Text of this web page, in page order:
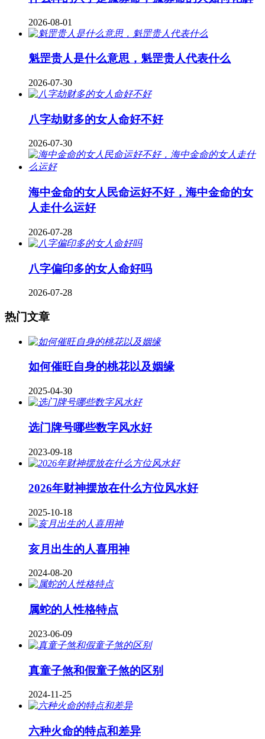
2026-08-01
魁罡贵人是什么意思，魁罡贵人代表什么
2026-07-30
八字劫财多的女人命好不好
2026-07-30
海中金命的女人民命运好不好，海中金命的女
人走什么运好
2026-07-28
八字偏印多的女人命好吗
2026-07-28
热门文章
如何催旺自身的桃花以及姻缘
2025-04-30
​选门牌号哪些数字风水好
2023-09-18
2026年财神摆放在什么方位风水好
2025-10-18
亥月出生的人喜用神
2024-08-20
属蛇的人性格特点
2023-06-09
真童子煞和假童子煞的区别
2024-11-25
六种火命的特点和差异